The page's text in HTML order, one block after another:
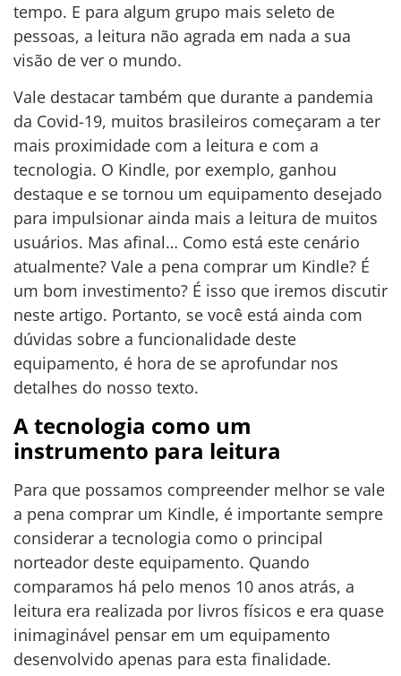
tempo. E para algum grupo mais seleto de
pessoas, a leitura não agrada em nada a sua
visão de ver o mundo.
Vale destacar também que durante a pandemia
da Covid-19, muitos brasileiros começaram a ter
mais proximidade com a leitura e com a
tecnologia. O Kindle, por exemplo, ganhou
destaque e se tornou um equipamento desejado
para impulsionar ainda mais a leitura de muitos
usuários. Mas afinal… Como está este cenário
atualmente? Vale a pena comprar um Kindle? É
um bom investimento? É isso que iremos discutir
neste artigo. Portanto, se você está ainda com
dúvidas sobre a funcionalidade deste
equipamento, é hora de se aprofundar nos
detalhes do nosso texto.
A tecnologia como um
instrumento para leitura
Para que possamos compreender melhor se vale
a pena comprar um Kindle, é importante sempre
considerar a tecnologia como o principal
norteador deste equipamento. Quando
comparamos há pelo menos 10 anos atrás, a
leitura era realizada por livros físicos e era quase
inimaginável pensar em um equipamento
desenvolvido apenas para esta finalidade.